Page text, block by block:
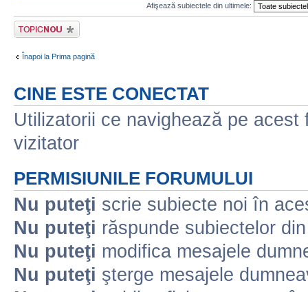
Afişează subiectele din ultimele:
Scrie un subiect
nou
Înapoi la Prima pagină
CINE ESTE CONECTAT
Utilizatorii ce navighează pe
vizitator
PERMISIUNILE FORUMULUI
Nu puteţi scrie subiecte noi în
Nu puteţi răspunde subiectelor
Nu puteţi modifica mesajele
Nu puteţi şterge mesajele